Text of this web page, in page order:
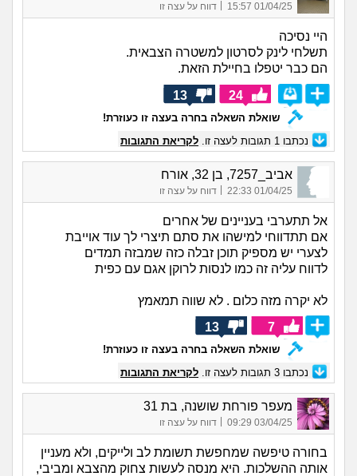
01/04/25 15:57 דווח על עצה זו
היי נסיכה
תשלחי לינק לסרטון למשטרה הצבאית.
הם כבר יטפלו בחיילת הזאת.
24
13
שואלת השאלה בחרה בעצה זו כעוזרת!
נכתבו 1 תגובות לעצה זו. לקריאת התגובות
אביב_7257, בן 32, אורח
01/04/25 22:33
| דווח על עצה זו
אל תתערבי בעניינים של אחרים
אם תתדווחי למישהו את סתם תיצרי לך עוד אוייבת
לצערי יש מספיק תוכן זבלה כזה שמבזה תמדים
לדווח עליה זה כמו לנסות לרוקן אגם עם כפית
לא יקרה מזה כלום . לא שווה תמאמץ
7
13
שואלת השאלה בחרה בעצה זו כעוזרת!
נכתבו 3 תגובות לעצה זו. לקריאת התגובות
מעפר פורחת שושנה, בת 31
03/04/25 09:29
| דווח על עצה זו
בחורה טיפשה שמחפשת תשומת לב ולייקים, ולא מעניין
אותה ההשלכות. היא מנסה לעשות צחוק מהצבא ומביבי,